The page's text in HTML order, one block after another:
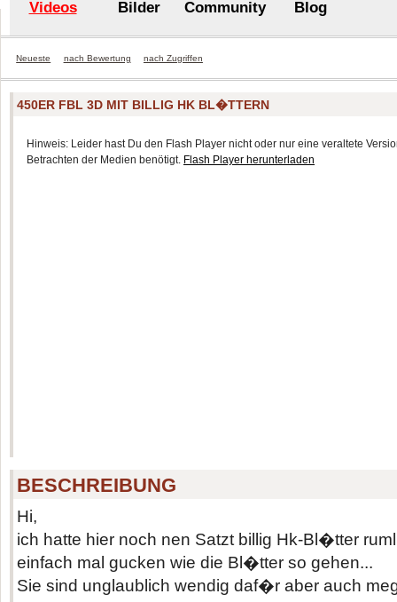
Videos Bilder Community Blog
Neueste nach Bewertung nach Zugriffen
450ER FBL 3D MIT BILLIG HK BL�TTERN
Hinweis: Leider hast Du den Flash Player nicht oder nur eine veraltete
Betrachten der Medien benötigt. Flash Player herunterladen
BESCHREIBUNG
Hi,
ich hatte hier noch nen Satzt billig Hk-Bl�tter
einfach mal gucken wie die Bl�tter so gehen...
Sie sind unglaublich wendig daf�r aber auch